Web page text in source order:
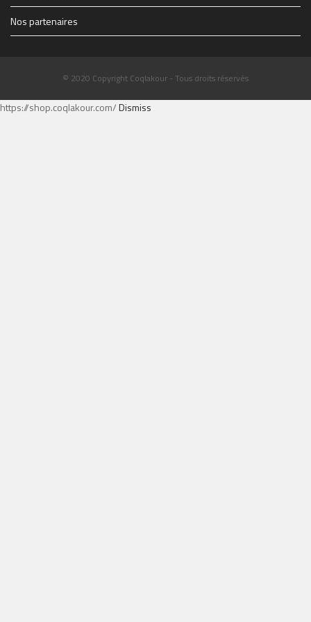
Nos partenaires
© 2020 Copyright Coqlakour - Tous droits réservés
https://shop.coqlakour.com/Dismiss